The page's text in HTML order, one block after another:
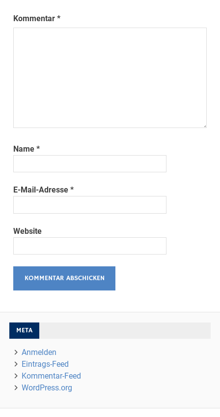
Kommentar*
Name*
E-Mail-Adresse*
Website
META
Anmelden
Eintrags-Feed
Kommentar-Feed
WordPress.org